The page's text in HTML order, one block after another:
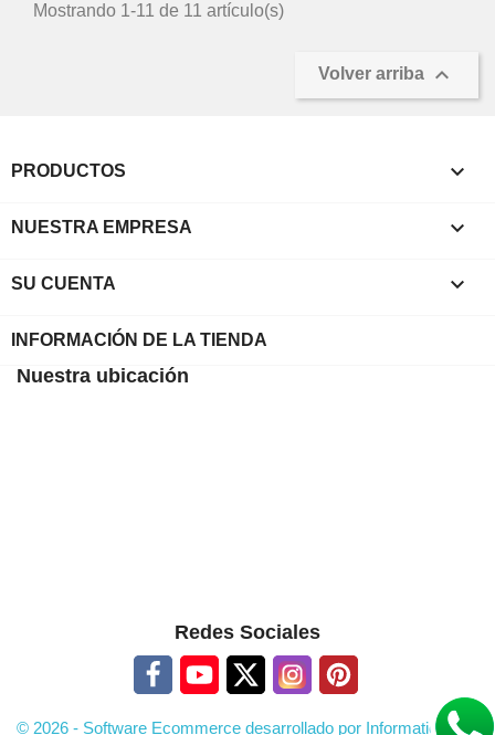
Mostrando 1-11 de 11 artículo(s)
Volver arriba 
PRODUCTOS 
NUESTRA EMPRESA 
SU CUENTA 
INFORMACIÓN DE LA TIENDA
Nuestra ubicación
Redes Sociales
© 2026 - Software Ecommerce desarrollado por Informatica